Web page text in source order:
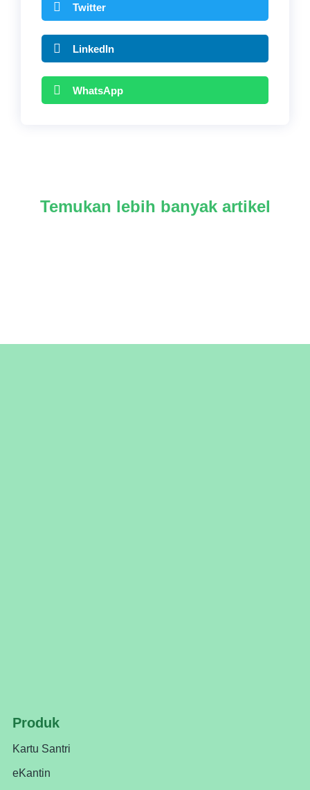
Twitter
LinkedIn
WhatsApp
Temukan lebih banyak artikel
Produk
Kartu Santri
eKantin